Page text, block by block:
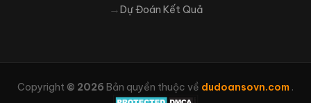
Dự Đoán Kết Quả
Copyright © 2026 Bản quyền thuộc về dudoansovn.com .